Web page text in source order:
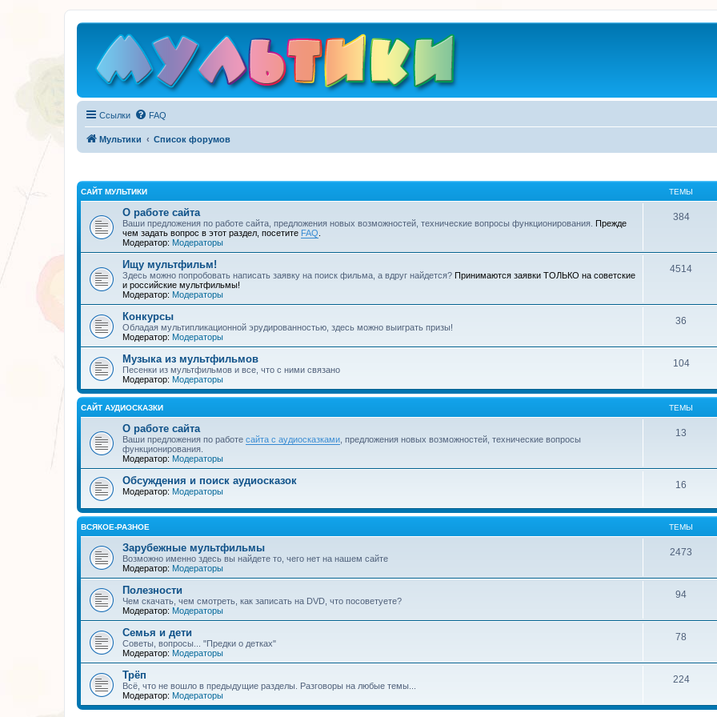
Ссылки FAQ
Мультики Список форумов
САЙТ МУЛЬТИКИ ТЕМЫ
О работе сайта
Ваши предложения по работе сайта, предложения новых возможностей, технические вопросы функционирования. Прежде
чем задать вопрос в этот раздел, посетите FAQ
Модератор: Модераторы
384
Ищу мультфильм!
Здесь можно попробовать написать заявку на поиск фильма, а вдруг найдется? Принимаются заявки ТОЛЬКО на советские
и российские мультфильмы!
Модератор: Модераторы
4514
Конкурсы
Обладая мультипликационной эрудированностью, здесь можно выиграть призы!
Модератор: Модераторы
36
Музыка из мультфильмов
Песенки из мультфильмов и все, что с ними связано
Модератор: Модераторы
104
САЙТ АУДИОСКАЗКИ ТЕМЫ
О работе сайта
Ваши предложения по работе сайта с аудиосказками , предложения новых возможностей, технические вопросы
функционирования.
Модератор: Модераторы
13
Обсуждения и поиск аудиосказок
Модератор: Модераторы
16
ВСЯКОЕ-РАЗНОЕ ТЕМЫ
Зарубежные мультфильмы
Возможно именно здесь вы найдете то, чего нет на нашем сайте
Модератор: Модераторы
2473
Полезности
Чем скачать, чем смотреть, как записать на DVD, что посоветуете?
Модератор: Модераторы
94
Семья и дети
Советы, вопросы... "Предки о детках"
Модератор: Модераторы
78
Трёп
Всё, что не вошло в предыдущие разделы. Разговоры на любые темы...
Модератор: Модераторы
224